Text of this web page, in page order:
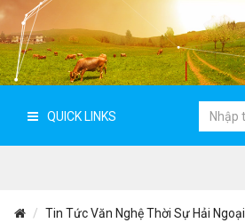
QUICK LINKS
Tin Tức Văn Nghệ Thời Sự Hải Ngoại